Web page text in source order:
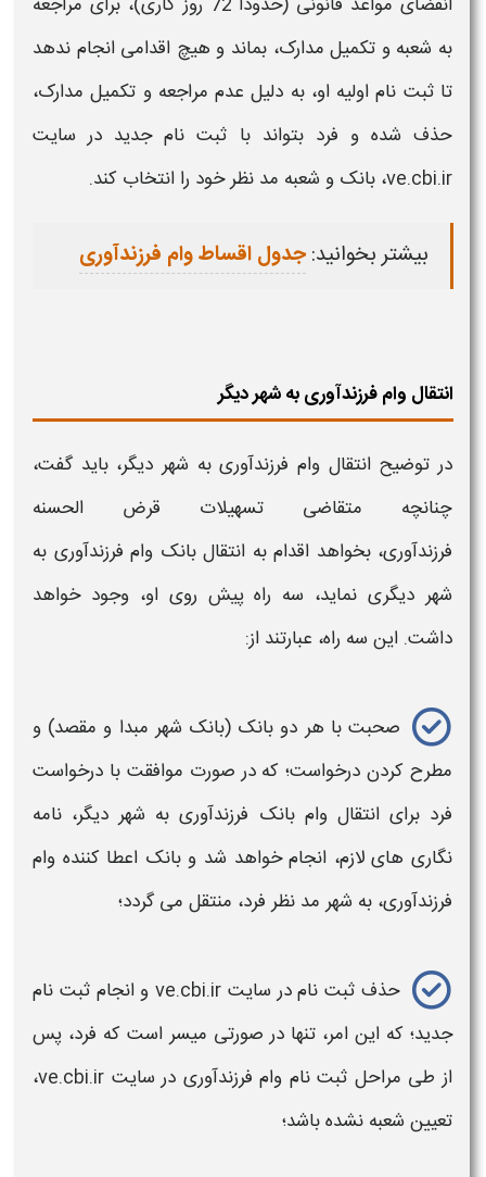
به شعبه و تکمیل مدارک، بماند و هیچ اقدامی انجام ندهد
تا ثبت نام اولیه او، به دلیل عدم مراجعه و تکمیل مدارک،
حذف شده و فرد بتواند با ثبت نام جدید در سایت
ve.cbi.ir، بانک و شعبه مد نظر خود را انتخاب کند.
بیشتر بخوانید:جدول اقساط وام فرزندآوری
انتقال وام فرزندآوری به شهر دیگر
در توضیحانتقال وام فرزندآوری به شهر دیگر،باید گفت،
چنانچه متقاضی تسهیلات قرض الحسنه
فرزندآوری،بخواهد اقدام به انتقال بانک وام فرزندآوری به
شهر دیگری نماید، سه راه پیش روی او، وجود خواهد
داشت. این سه راه، عبارتند از:
صحبت با هر دو بانک (بانک شهر مبدا و مقصد) و
مطرح کردن درخواست؛ که در صورت موافقت با درخواست
فرد برایانتقال وام بانک فرزندآوری به شهر دیگر، نامه
نگاری های لازم، انجام خواهد شد وبانک اعطا کننده وام
فرزندآوری، به شهر مد نظر فرد، منتقل می گردد؛
حذف ثبت نام در سایت ve.cbi.ir و انجام ثبت نام
جدید؛ که این امر، تنها در صورتی میسر است که فرد، پس
از طی مراحل ثبت نام وام فرزندآوری
در سایت ve.cbi.ir،
تعیین شعبه نشده باشد؛